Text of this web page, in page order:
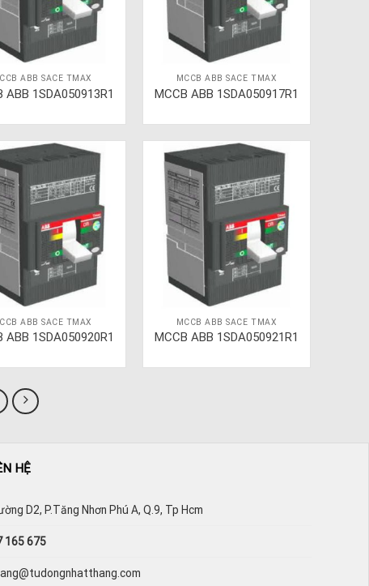
ABB SACE TMAX
ABB 1SDA050913R1
MCCB ABB SACE TMAX
MCCB ABB 1SDA050917R1
ABB SACE TMAX
ABB 1SDA050920R1
MCCB ABB SACE TMAX
MCCB ABB 1SDA050921R1
HỆ
D2, P.Tăng Nhơn Phú A, Q.9, Tp Hcm
165 675